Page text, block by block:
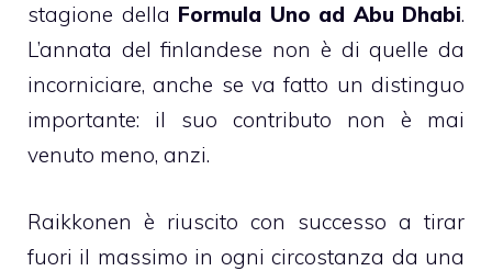
stagione della Formula Uno ad Abu Dhabi.
L’annata del finlandese non è di quelle da
incorniciare, anche se va fatto un distinguo
importante: il suo contributo non è mai
venuto meno, anzi.
Raikkonen è riuscito con successo a tirar
fuori il massimo in ogni circostanza da una